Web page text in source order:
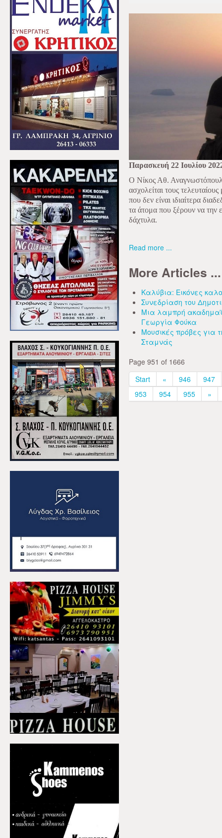
Παρασκευή 22 Ιουλίου
Ο Νίκος Αθ.
ασχολείται τους
που δεν είναι ιδιαίτερα
τα άτομα που ξέρουν να την
δάχτυλα.
Read more ...
More Articles ...
Καλύβια: Εικόνες
Συνεδρίαση του
Μια λαμπρή
Γεωργία Φούκα
Μουσικές πρόβες για
Σταμνάς
Page 951 of 1666
Start
« 946
947
953
954 955 »